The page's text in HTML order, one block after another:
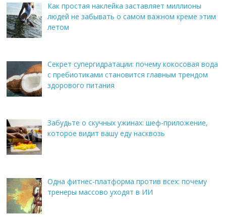
Как простая наклейка заставляет миллионы
людей не забывать о самом важном креме этим
летом
Секрет супергидратации: почему кокосовая вода
с пребиотиками становится главным трендом
здорового питания
Забудьте о скучных ужинах: шеф-приложение,
которое видит вашу еду насквозь
Одна фитнес-платформа против всех: почему
тренеры массово уходят в ИИ